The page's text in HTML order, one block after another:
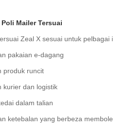
Mailer Tersuai
Zeal X sesuai untuk pelbagai
pakaian e-dagang
produk runcit
kurier dan logistik
dalam talian
ketebalan yang berbeza